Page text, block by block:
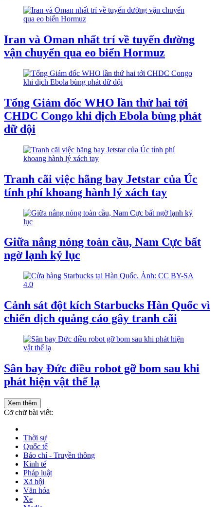
Iran và Oman nhất trí về tuyến đường
vận chuyển qua eo biển Hormuz
Tổng Giám đốc WHO lần thứ hai tới
CHDC Congo khi dịch Ebola bùng phát
dữ dội
Tranh cãi việc hãng bay Jetstar của Úc
tính phí khoang hành lý xách tay
Giữa nắng nóng toàn cầu, Nam Cực bất
ngờ lạnh kỷ lục
Cảnh sát đột kích Starbucks Hàn Quốc vì
chiến dịch quảng cáo gây tranh cãi
Sân bay Đức điều robot gỡ bom sau khi
phát hiện vật thể lạ
Xem thêm
Cỡ chữ bài viết:
Thời sự
Quốc tế
Báo chí - Truyền thông
Kinh tế
Pháp luật
Xã hội
Văn hóa
Xe